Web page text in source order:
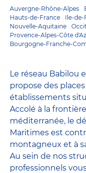
Auvergne-Rhône-Alpes
Hauts-de-France
Ile-de-
Nouvelle-Aquitaine
Provence-Alpes-Côte
Bourgogne-Franche-
Le réseau Babilou
propose des
établissements
Accolé à la
méditerranée, le
Maritimes est
montagneux et à
Au sein de nos
professionnels